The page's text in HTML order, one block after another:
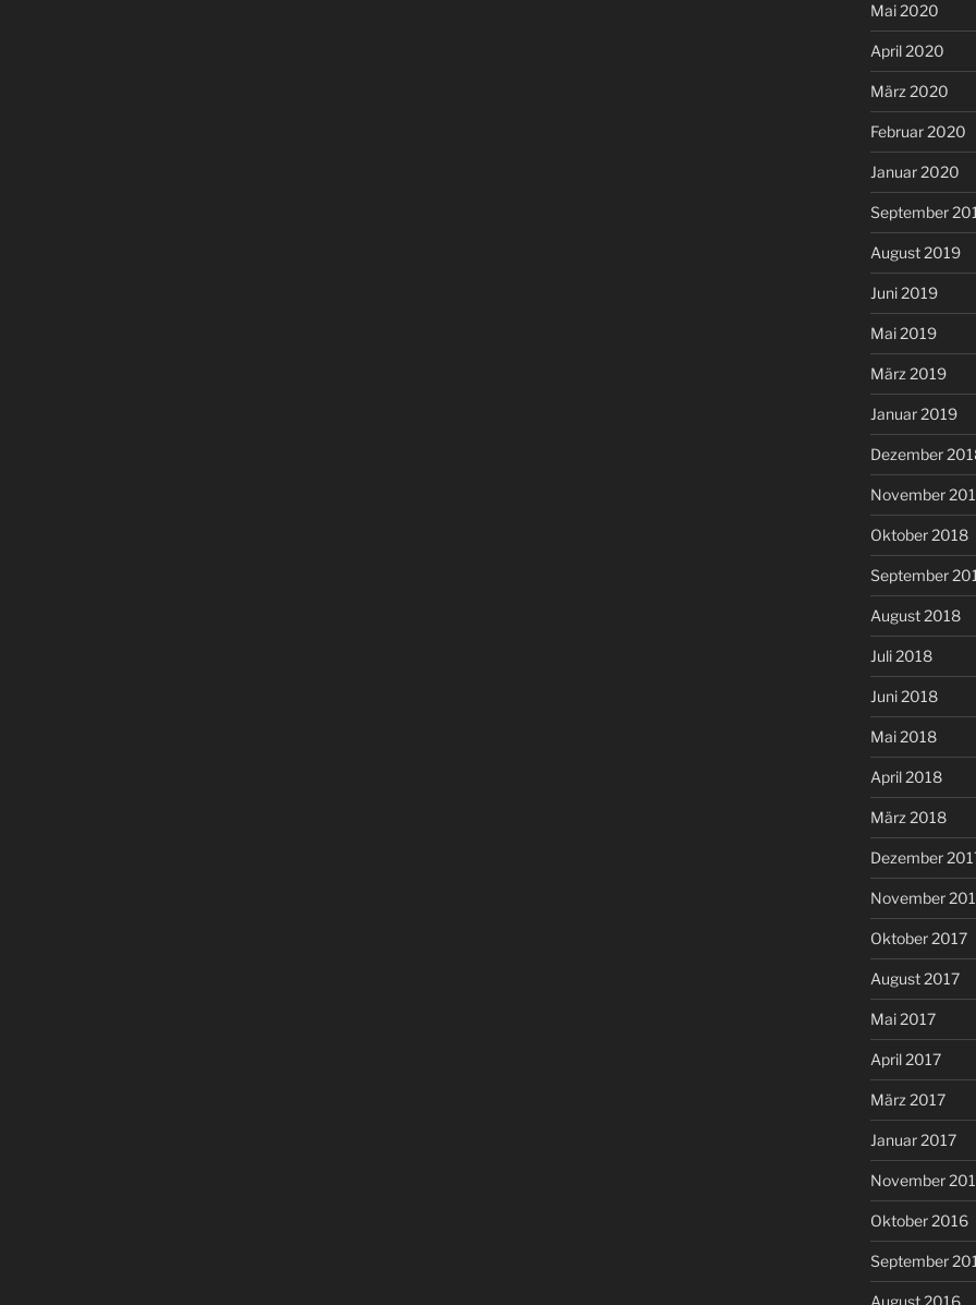
Mai 2020
April 2020
März 2020
Februar 2020
Januar 2020
September
August 2019
Juni 2019
Mai 2019
März 2019
Januar 2019
Dezember
November
Oktober 2018
September
August 2018
Juli 2018
Juni 2018
Mai 2018
April 2018
März 2018
Dezember
November
Oktober 2017
August 2017
Mai 2017
April 2017
März 2017
Januar 2017
November
Oktober 2016
September